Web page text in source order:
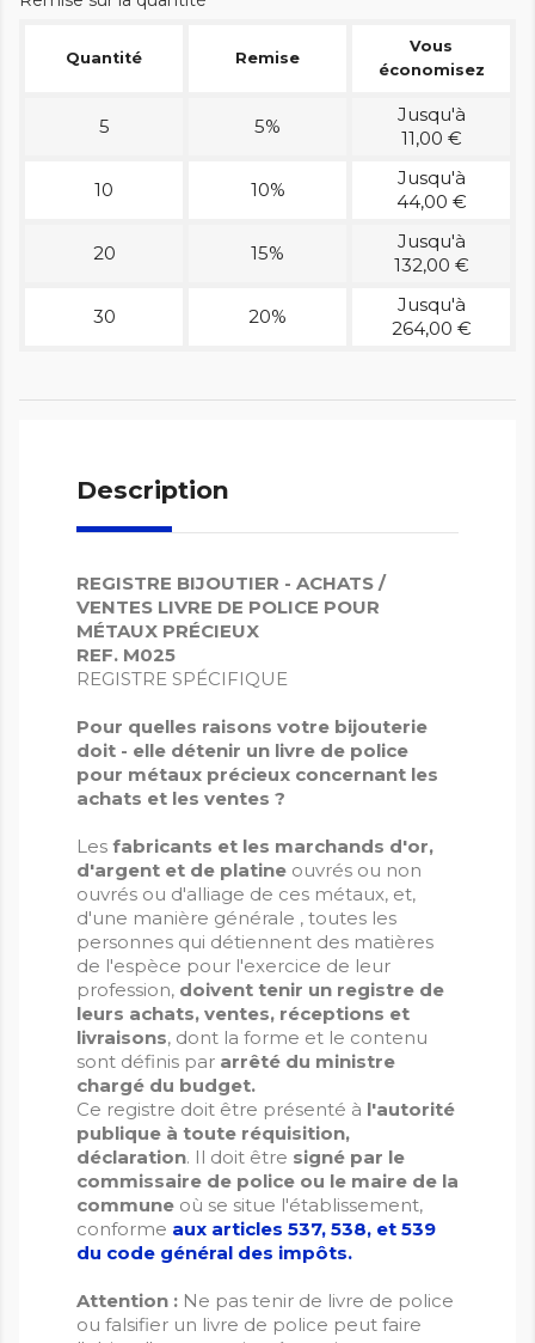
Quantité Remise
Vous
économisez
5 5%
Jusqu'à
11,00 €
10 10%
Jusqu'à
44,00 €
20 15%
Jusqu'à
132,00 €
30 20%
Jusqu'à
264,00 €
Description
REGISTRE BIJOUTIER - ACHATS /
VENTES LIVRE DE POLICE POUR
MÉTAUX PRÉCIEUX
REF. M025
REGISTRE SPÉCIFIQUE
Pour quelles raisons votre bijouterie
doit - elle détenir un livre de police
pour métaux précieux concernant les
achats et les ventes ?
Les fabricants et les marchands d'or,
d'argent et de platine ouvrés ou non
ouvrés ou d'alliage de ces métaux, et,
d'une manière générale , toutes les
personnes qui détiennent des matières
de l'espèce pour l'exercice de leur
profession, doivent tenir un registre de
leurs achats, ventes, réceptions et
livraisons, dont la forme et le contenu
sont définis par arrêté du ministre
chargé du budget.
Ce registre doit être présenté à l'autorité
publique à toute réquisition,
déclaration. Il doit être signé par le
commissaire de police ou le maire de la
commune où se situe l'établissement,
conforme aux articles 537, 538, et 539
du code général des impôts.
Attention : Ne pas tenir de livre de police
ou falsifier un livre de police peut faire